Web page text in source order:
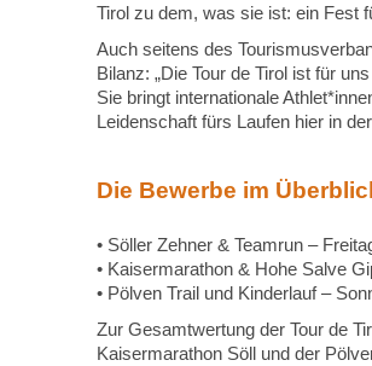
Tirol zu dem, was sie ist: ein Fest
Auch seitens des
Bilanz: „Die Tour de Tirol ist für
Sie bringt internationale
Leidenschaft fürs Laufen hier in
Die Bewerbe im
• Söller Zehner & Teamrun –
• Kaisermarathon & Hohe Salve
• Pölven Trail und Kinderlauf –
Zur Gesamtwertung der Tour de
Kaisermarathon Söll und der